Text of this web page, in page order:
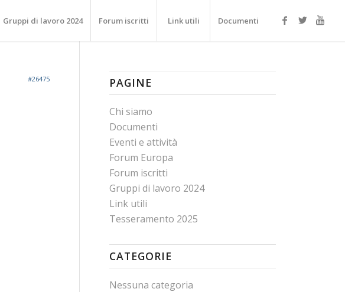
Gruppi di lavoro 2024 Forum iscritti Link utili Documenti
#26475 PAGINE
Chi siamo
Documenti
Eventi e attività
Forum Europa
Forum iscritti
Gruppi di lavoro 2024
Link utili
Tesseramento 2025
CATEGORIE
Nessuna categoria